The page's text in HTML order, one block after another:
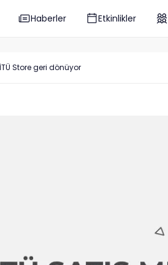
Haberler Etkinlikler
İTÜ Store geri dönüyor